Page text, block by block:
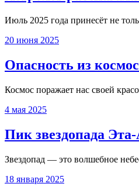
Июль 2025 года принесёт не
20 июня 2025
Опасность из
Космос поражает нас своей
4 мая 2025
Пик звездопада
Звездопад — это волшебное
18 января 2025